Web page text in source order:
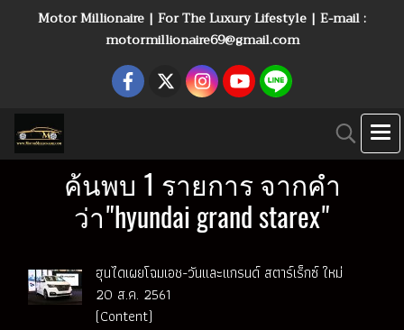
Motor Millionaire | For The Luxury Lifestyle | E-mail :
motormillionaire69@gmail.com
ค้นพบ 1 รายการ จากคำ
ว่า"hyundai grand starex"
ฮุนไดเผยโฉมเอช-วันและแกรนด์ สตาร์เร็กซ์ ใหม่
20 ส.ค. 2561
(Content)